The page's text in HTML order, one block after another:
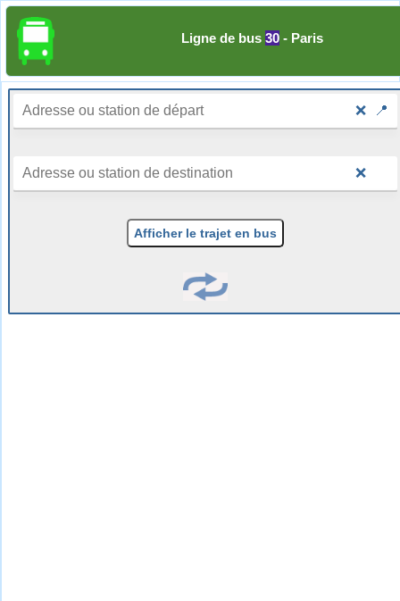
Ligne de bus30 - Paris
❌ 📍
❌
Afficher le trajet en bus